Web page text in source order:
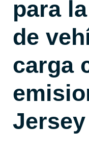
para
de
carga
Jersey